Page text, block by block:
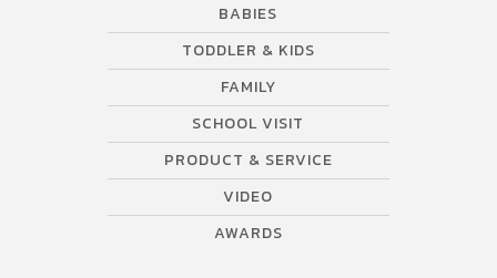
BABIES
TODDLER & KIDS
FAMILY
SCHOOL VISIT
PRODUCT & SERVICE
VIDEO
AWARDS